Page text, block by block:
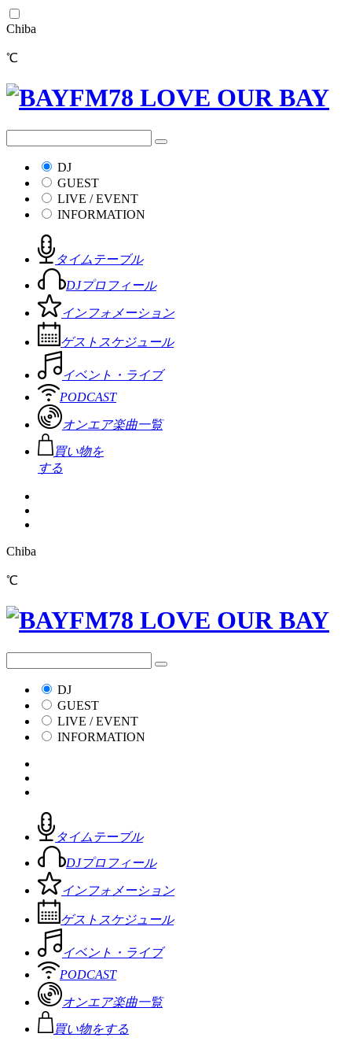
Chiba
℃
DJ
GUEST
LIVE / EVENT
INFORMATION
タイムテーブル
DJプロフィール
インフォメーション
ゲストスケジュール
イベント・ライブ
PODCAST
オンエア楽曲一覧
買い物を
する
Chiba
℃
DJ
GUEST
LIVE / EVENT
INFORMATION
タイムテーブル
DJプロフィール
インフォメーション
ゲストスケジュール
イベント・ライブ
PODCAST
オンエア楽曲一覧
買い物をする